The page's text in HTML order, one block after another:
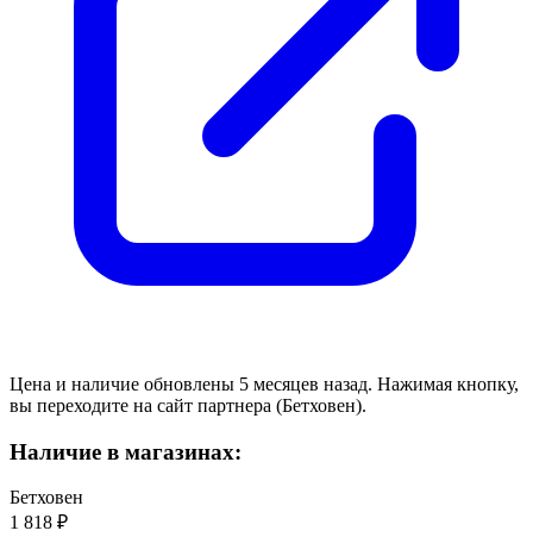
Цена и наличие обновлены 5 месяцев назад. Нажимая кнопку,
вы переходите на сайт партнера (Бетховен).
Наличие в магазинах:
Бетховен
1 818 ₽